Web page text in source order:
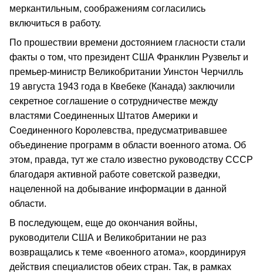
меркантильным, соображениям согласились
включиться в работу.
По прошествии времени достоянием гласности стали
факты о том, что президент США Франклин Рузвельт и
премьер-министр Великобритании Уинстон Черчилль
19 августа 1943 года в Квебеке (Канада) заключили
секретное соглашение о сотрудничестве между
властями Соединенных Штатов Америки и
Соединенного Королевства, предусматривавшее
объединение программ в области военного атома. Об
этом, правда, тут же стало известно руководству СССР
благодаря активной работе советской разведки,
нацеленной на добывание информации в данной
области.
В последующем, еще до окончания войны,
руководители США и Великобритании не раз
возвращались к теме «военного атома», координируя
действия специалистов обеих стран. Так, в рамках